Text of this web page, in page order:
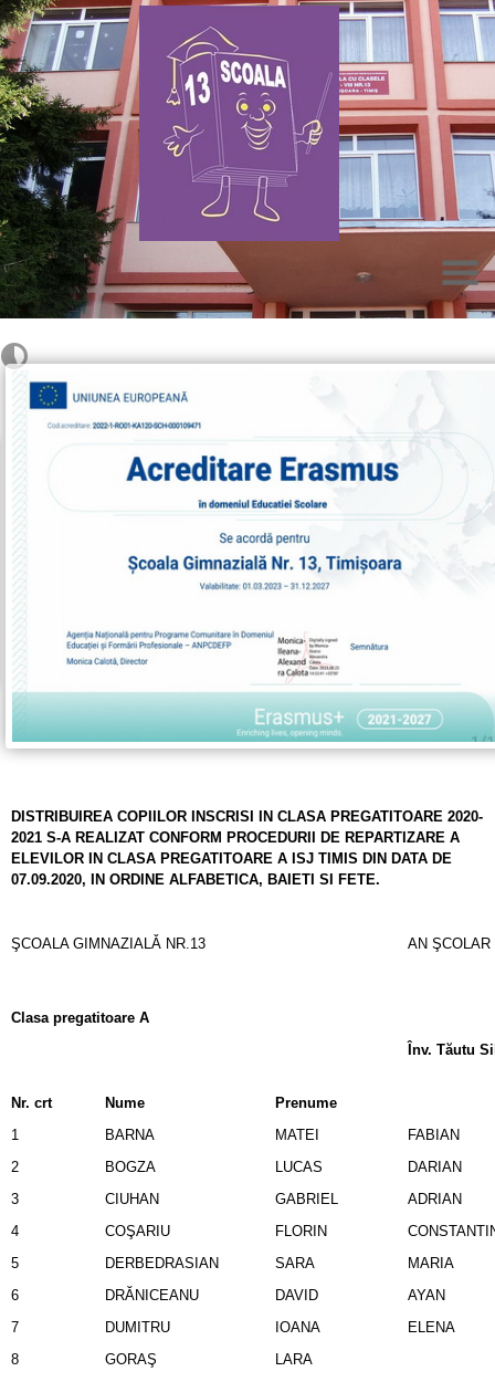
DISTRIBUIREA COPIILOR INSCRISI IN CLASA PREGATITOARE 2020-
2021 S-A REALIZAT CONFORM PROCEDURII DE REPARTIZARE A
ELEVILOR IN CLASA PREGATITOARE A ISJ TIMIS DIN DATA DE
07.09.2020, IN ORDINE ALFABETICA, BAIETI SI FETE.
ŞCOALA GIMNAZIALǍ NR.13 AN ŞCOLAR
Clasa pregatitoare A
Înv. Tăutu
Nr. crt Nume
Prenume
1
BARNA MATEI
FABIAN
2
BOGZA LUCAS
DARIAN
3
CIUHAN GABRIEL
ADRIAN
4
COŞARIU FLORIN
5
DERBEDRASIAN SARA
MARIA
6
DRĂNICEANU DAVID
AYAN
7
DUMITRU IOANA
ELENA
8
GORAŞ
LARA